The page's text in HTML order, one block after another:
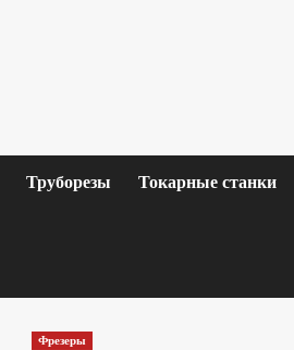
Труборезы Токарные станки
Фрезеры